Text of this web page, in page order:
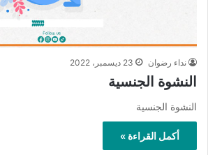
نداء رضوان 23 ديسمبر، 2022
النشوة الجنسية
النشوة الجنسية
أكمل القراءة »